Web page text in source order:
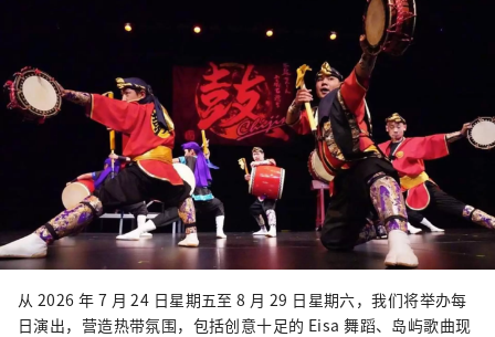
从 2026 年 7 月 24 日星期五至 8 月 29 日星期六，我们将举办每
日演出，营造热带氛围，包括创意十足的 Eisa 舞蹈、岛屿歌曲现